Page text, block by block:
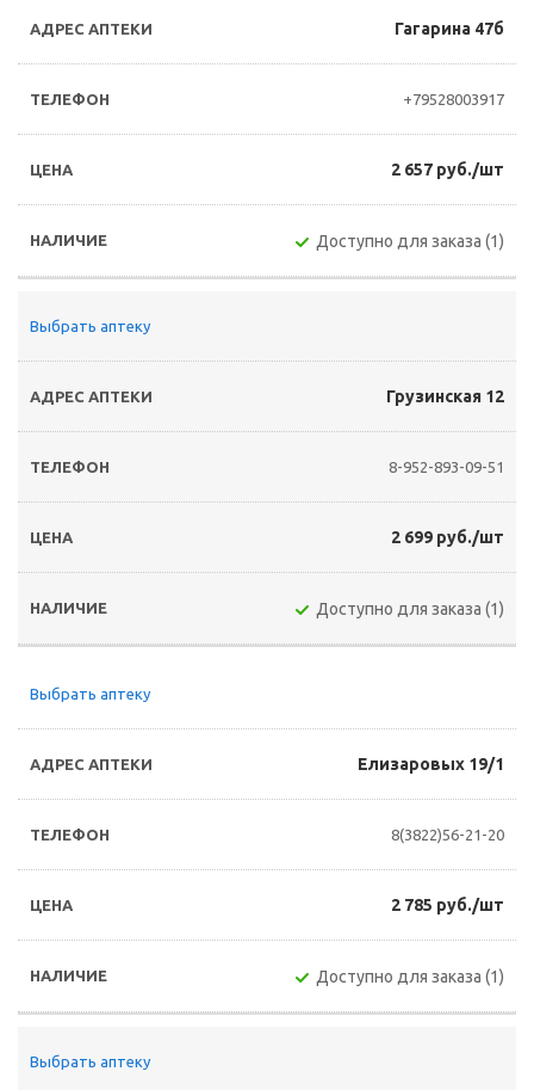
Гагарина 47б
+79528003917
2 657 руб./шт
Доступно для заказа (1)
Выбрать аптеку
Грузинская 12
8-952-893-09-51
2 699 руб./шт
Доступно для заказа (1)
Выбрать аптеку
Елизаровых 19/1
8(3822)56-21-20
2 785 руб./шт
Доступно для заказа (1)
Выбрать аптеку